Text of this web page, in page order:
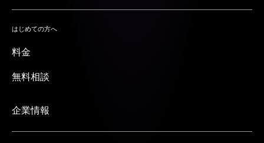
はじめての方へ
料金
無料相談
企業情報